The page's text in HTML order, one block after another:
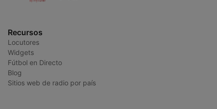
Recursos
Locutores
Widgets
Fútbol en Directo
Blog
Sitios web de radio por país